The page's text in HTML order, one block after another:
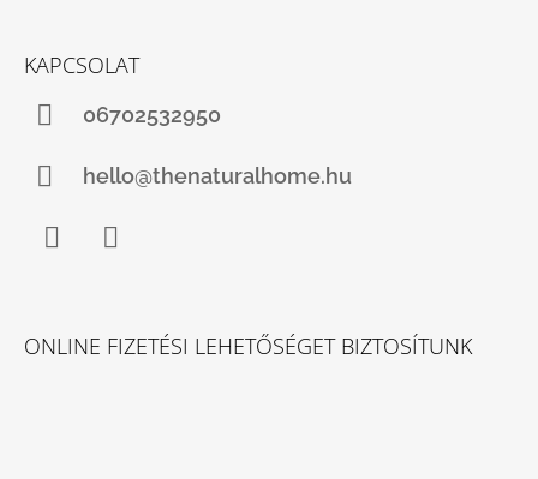
KAPCSOLAT
06702532950
hello@thenaturalhome.hu
ONLINE FIZETÉSI LEHETŐSÉGET BIZTOSÍTUNK